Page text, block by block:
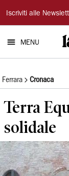
La
Nuova
Ferrara
Iscriviti alle
MENU
Ferrara Cronaca
Terra
solidale